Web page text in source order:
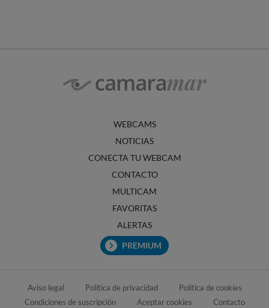
WEBCAMS
NOTICIAS
CONECTA TU WEBCAM
CONTACTO
MULTICAM
FAVORITAS
ALERTAS
PREMIUM
Aviso legal Política de privacidad
Política de cookies
Condiciones de suscripción
Aceptar cookies Contacto